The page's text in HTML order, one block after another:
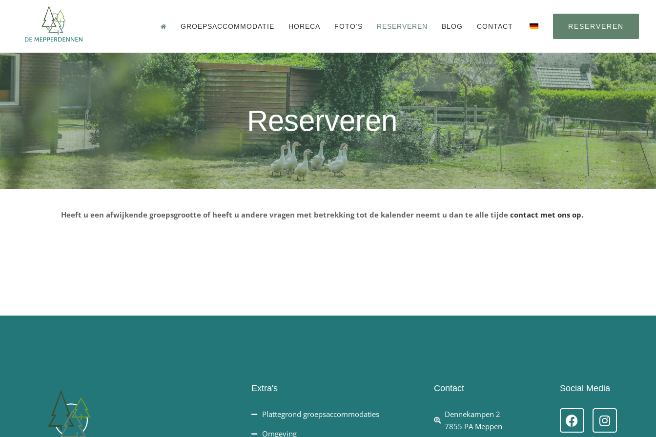
GROEPSACCOMMODATIE HORECA FOTO’S RESERVEREN BLOG CONTACT RESERVEREN
Reserveren
Heeft u een afwijkende groepsgrootte of heeft u andere vragen met betrekking tot de kalender neemt u dan te alle tijde contact met ons op.
Extra's
Plattegrond groepsaccommodaties
Omgeving
Contact
Dennekampen 2
7855 PA Meppen
Social Media